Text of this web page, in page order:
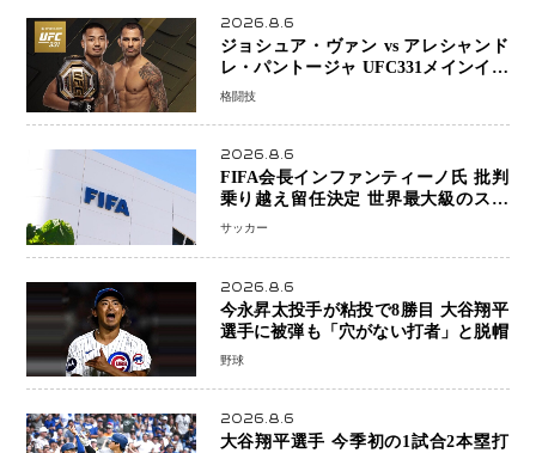
2026.8.6
ジョシュア・ヴァン vs アレシャンド
レ・パントージャ UFC331メインイベ
ントで再戦決定 「完全決着」に世界
格闘技
2026.8.6
FIFA会長インファンティーノ氏 批判
乗り越え留任決定 世界最大級のスポ
ーツ組織を支える「権威」は揺るがず
サッカー
2026.8.6
今永昇太投手が粘投で8勝目 大谷翔平
選手に被弾も「穴がない打者」と脱帽
野球
2026.8.6
大谷翔平選手 今季初の1試合2本塁打